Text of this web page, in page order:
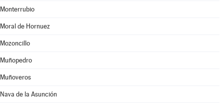
Monterrubio
Moral de Hornuez
Mozoncillo
Muñopedro
Muñoveros
Nava de la Asunción